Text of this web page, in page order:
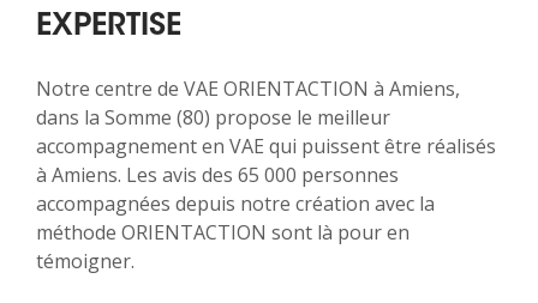
EXPERTISE
Notre centre de VAE ORIENTACTION à Amiens,
dans la Somme (80) propose le meilleur
accompagnement en VAE qui puissent être réalisés
à Amiens. Les avis des 65 000 personnes
accompagnées depuis notre création avec la
méthode ORIENTACTION sont là pour en
témoigner.